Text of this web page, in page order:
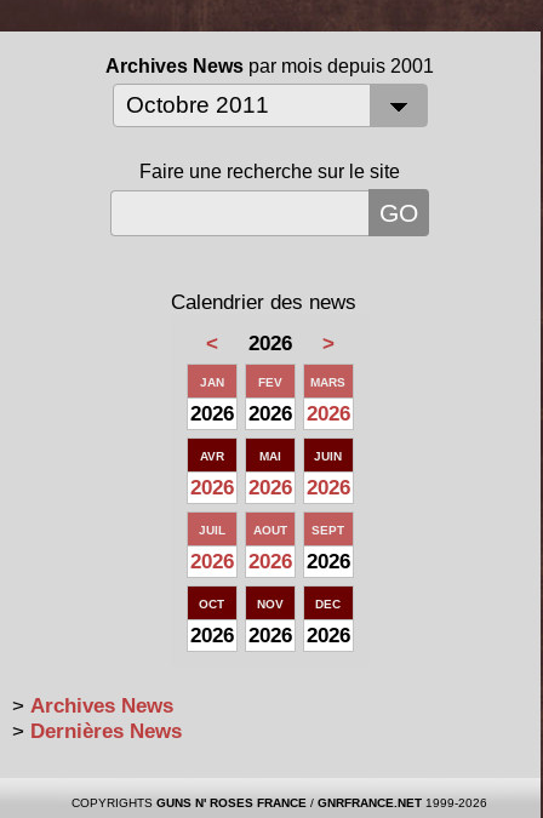
Archives News par mois depuis 2001
Faire une recherche sur le site
Calendrier des news
<
2026 >
JAN
2026
FEV
2026
MARS
2026
AVR
2026
MAI
2026
JUIN
2026
JUIL
2026
AOUT
2026
SEPT
2026
OCT
2026
NOV
2026
DEC
2026
> Archives News
> Dernières News
COPYRIGHTS GUNS N' ROSES FRANCE / GNRFRANCE.NET1999-2026